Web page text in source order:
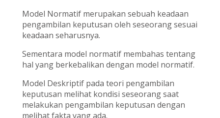
Model Normatif merupakan sebuah keadaan
pengambilan keputusan oleh seseorang sesuai
keadaan seharusnya.
Sementara model normatif membahas tentang
hal yang berkebalikan dengan model normatif.
Model Deskriptif pada teori pengambilan
keputusan melihat kondisi seseorang saat
melakukan pengambilan keputusan dengan
melihat fakta yang ada.